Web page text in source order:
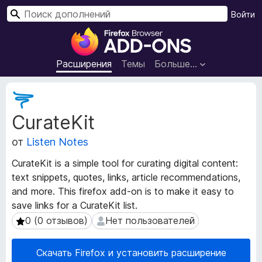
Д
о
п
о
я
д
л
я
б
р
у
Расширения Темы Больше…
Войти
П
CurateKit
от Listen Notes
CurateKit is a simple tool for curating digital content:
text snippets, quotes, links, article recommendations,
and more. This firefox add-on is to make it easy to
save links for a CurateKit list.
0 (0 отзывов)
0 (0 отзывов) Нет пользователей
Нет пользователей
Скачать Firefox и установить расширение
М
т
а
д
н
н
ы
е
р
а
с